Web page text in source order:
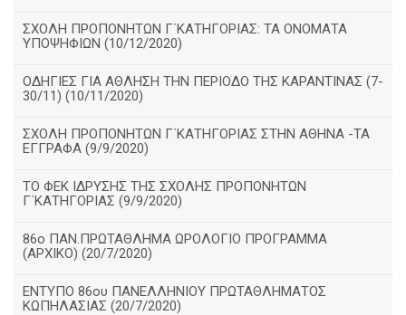
ΣΧΟΛΗ ΠΡΟΠΟΝΗΤΩΝ Γ΄ΚΑΤΗΓΟΡΙΑΣ: ΤΑ ΟΝΟΜΑΤΑ
ΥΠΟΨΗΦΙΩΝ (10/12/2020)
ΟΔΗΓΙΕΣ ΓΙΑ ΑΘΛΗΣΗ ΤΗΝ ΠΕΡΙΟΔΟ ΤΗΣ ΚΑΡΑΝΤΙΝΑΣ (7-
30/11) (10/11/2020)
ΣΧΟΛΗ ΠΡΟΠΟΝΗΤΩΝ Γ΄ΚΑΤΗΓΟΡΙΑΣ ΣΤΗΝ ΑΘΗΝΑ -ΤΑ
ΕΓΓΡΑΦΑ (9/9/2020)
TO ΦΕΚ ΙΔΡΥΣΗΣ ΤΗΣ ΣΧΟΛΗΣ ΠΡΟΠΟΝΗΤΩΝ
Γ΄ΚΑΤΗΓΟΡΙΑΣ (9/9/2020)
86o ΠΑΝ.ΠΡΩΤΑΘΛΗΜΑ ΩΡΟΛΟΓΙΟ ΠΡΟΓΡΑΜΜΑ
(ΑΡΧΙΚΟ) (20/7/2020)
ΕΝΤΥΠΟ 86ου ΠΑΝΕΛΛΗΝΙΟΥ ΠΡΩΤΑΘΛΗΜΑΤΟΣ
ΚΩΠΗΛΑΣΙΑΣ (20/7/2020)